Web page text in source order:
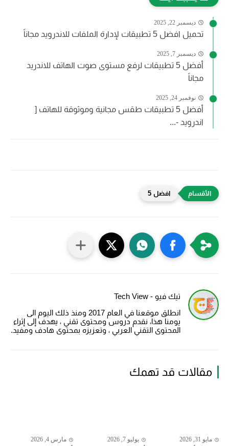
ديسمبر 22, 2025
تحميل افضل 5 تطبيقات لإدارة الملفات للاندرويد مجاناً
ديسمبر 7, 2025
أفضل 5 تطبيقات لرفع مستوى صوت الهاتف للاندريد
مجاناً
نوفمبر 24, 2025
أفضل 5 تطبيقات طقس مجانية وموثوقة للهاتف [
اندرويد -...
افضل 5
تيك فيو - Tech View
انطلق موقعنا في العام 2017 ومنذ ذلك اليوم الى
يومنا هذا، نقدم دروس ومحتوى تقني ، يهدف إلى إثراء
المحتوى التقني العربي ، وتعزيزه بمحتوى هادف ومفيد.
مقالات قد تهمك
مايو 31, 2026 يوليو 7, 2026 مارس 4, 2026